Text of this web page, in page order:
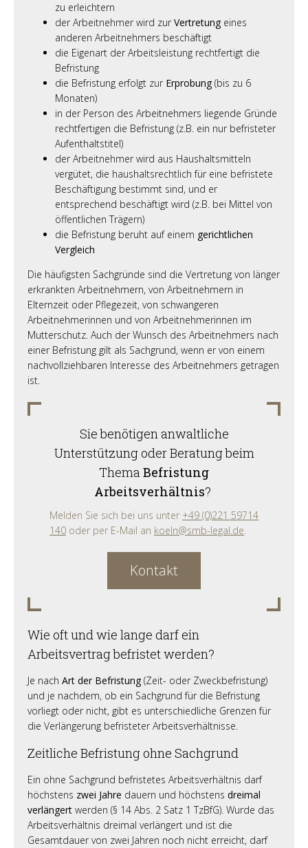
zu erleichtern
der Arbeitnehmer wird zurVertretung eines
anderen Arbeitnehmers beschäftigt
die Eigenart der Arbeitsleistung rechtfertigt die
Befristung
die Befristung erfolgt zur Erprobung (bis zu 6
Monaten)
in der Person des Arbeitnehmers liegende Gründe
rechtfertigen die Befristung (z.B. ein nur befristeter
Aufenthaltstitel)
der Arbeitnehmer wird aus Haushaltsmitteln
vergütet, die haushaltsrechtlich für eine befristete
Beschäftigung bestimmt sind, und er
entsprechend beschäftigt wird (z.B. bei Mittel von
öffentlichen Trägern)
die Befristung beruht auf einem gerichtlichen
Vergleich
Die häufigsten Sachgründe sind die Vertretung von länger
erkrankten Arbeitnehmern, von Arbeitnehmern in
Elternzeit oder Pflegezeit, von schwangeren
Arbeitnehmerinnen und von Arbeitnehmerinnen im
Mutterschutz. Auch der Wunsch des Arbeitnehmers nach
einer Befristung gilt als Sachgrund, wenn er von einem
nachvollziehbaren Interesse des Arbeitnehmers getragen
ist.
Sie benötigen anwaltliche
Unterstützung oder Beratung beim
ThemaBefristung
Arbeitsverhältnis?
Melden Sie sich bei uns unter +49 (0)221 59714
140 oder per E-Mail an koeln@smb-legal.de.
Kontakt
Wie oft und wie lange darf ein
Arbeitsvertrag befristet werden?
Je nach Art der Befristung (Zeit- oder Zweckbefristung)
und je nachdem, ob ein Sachgrund für die Befristung
vorliegt oder nicht, gibt es unterschiedliche Grenzen für
die Verlängerung befristeter Arbeitsverhältnisse.
Zeitliche Befristung ohne Sachgrund
Ein ohne Sachgrund befristetes Arbeitsverhältnis darf
höchstens zwei Jahre dauern und höchstens dreimal
verlängert werden (§ 14 Abs. 2 Satz 1 TzBfG). Wurde das
Arbeitsverhältnis dreimal verlängert und ist die
Gesamtdauer von zwei Jahren noch nicht erreicht, darf